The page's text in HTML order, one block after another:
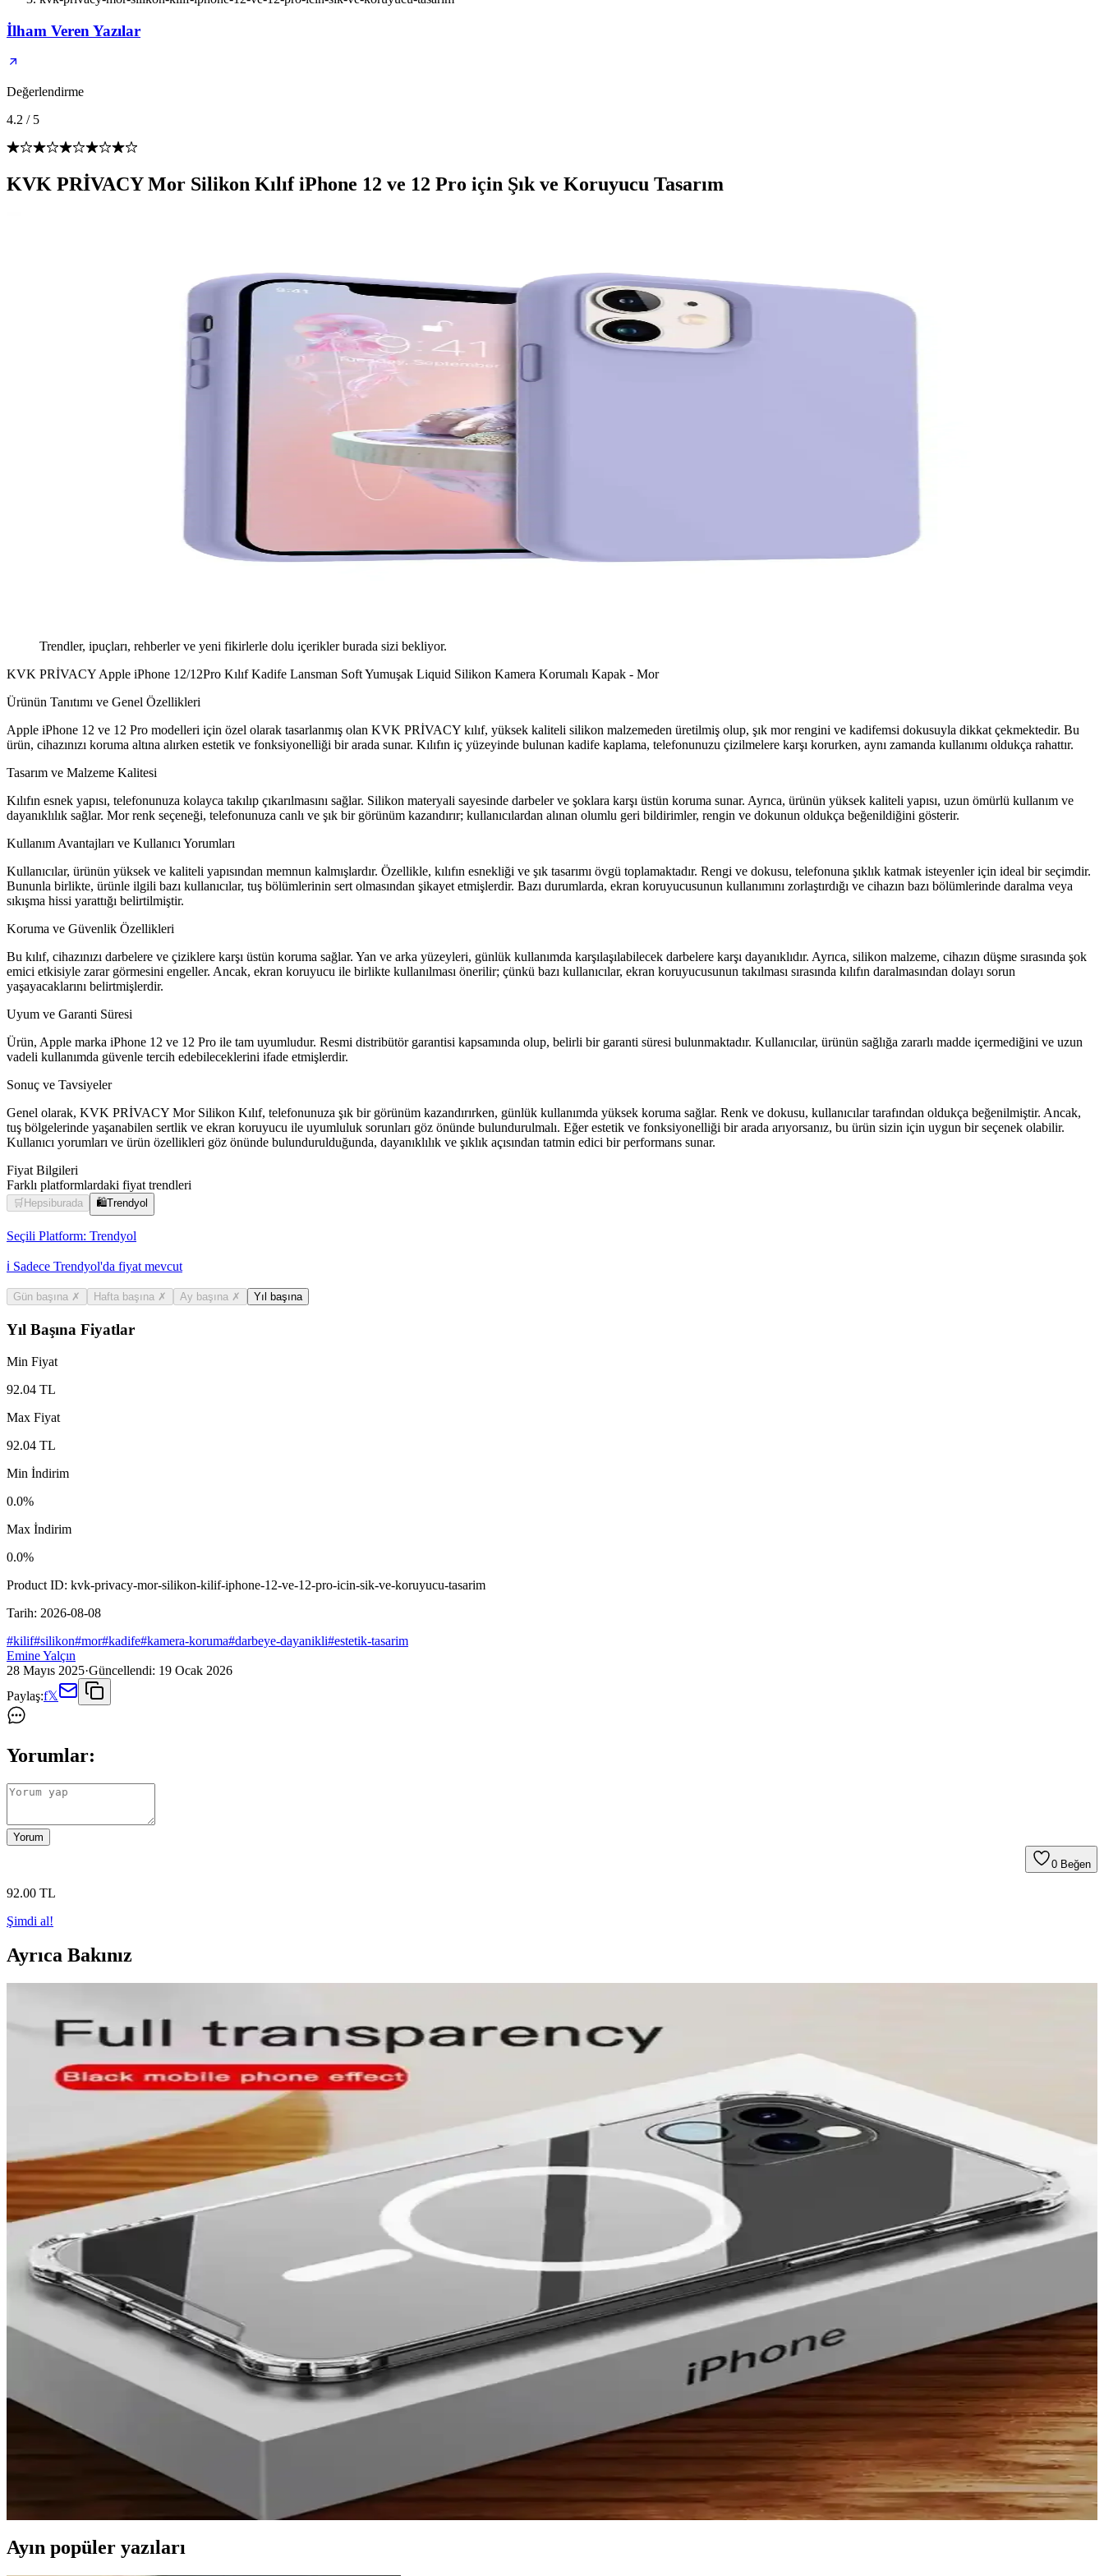
İlham Veren Yazılar
Değerlendirme
4.2 / 5
KVK PRİVACY Mor Silikon Kılıf iPhone 12 ve 12 Pro için Şık ve Koruyucu Tasarım
Trendler, ipuçları, rehberler ve yeni fikirlerle dolu içerikler burada sizi bekliyor.
KVK PRİVACY Apple iPhone 12/12Pro Kılıf Kadife Lansman Soft Yumuşak Liquid Silikon Kamera Korumalı Kapak - Mor
Ürünün Tanıtımı ve Genel Özellikleri
Apple iPhone 12 ve 12 Pro modelleri için özel olarak tasarlanmış olan KVK PRİVACY kılıf, yüksek kaliteli silikon malzemeden üretilmiş olup, şık mor rengini ve kadifemsi dokusuyla dikkat çekmektedir. Bu
ürün, cihazınızı koruma altına alırken estetik ve fonksiyonelliği bir arada sunar. Kılıfın iç yüzeyinde bulunan kadife kaplama, telefonunuzu çizilmelere karşı korurken, aynı zamanda kullanımı oldukça rahattır.
Tasarım ve Malzeme Kalitesi
Kılıfın esnek yapısı, telefonunuza kolayca takılıp çıkarılmasını sağlar. Silikon materyali sayesinde darbeler ve şoklara karşı üstün koruma sunar. Ayrıca, ürünün yüksek kaliteli yapısı, uzun ömürlü kullanım ve
dayanıklılık sağlar. Mor renk seçeneği, telefonunuza canlı ve şık bir görünüm kazandırır; kullanıcılardan alınan olumlu geri bildirimler, rengin ve dokunun oldukça beğenildiğini gösterir.
Kullanım Avantajları ve Kullanıcı Yorumları
Kullanıcılar, ürünün yüksek ve kaliteli yapısından memnun kalmışlardır. Özellikle, kılıfın esnekliği ve şık tasarımı övgü toplamaktadır. Rengi ve dokusu, telefonuna şıklık katmak isteyenler için ideal bir seçimdir.
Bununla birlikte, ürünle ilgili bazı kullanıcılar, tuş bölümlerinin sert olmasından şikayet etmişlerdir. Bazı durumlarda, ekran koruyucusunun kullanımını zorlaştırdığı ve cihazın bazı bölümlerinde daralma veya
sıkışma hissi yarattığı belirtilmiştir.
Koruma ve Güvenlik Özellikleri
Bu kılıf, cihazınızı darbelere ve çiziklere karşı üstün koruma sağlar. Yan ve arka yüzeyleri, günlük kullanımda karşılaşılabilecek darbelere karşı dayanıklıdır. Ayrıca, silikon malzeme, cihazın düşme sırasında şok
emici etkisiyle zarar görmesini engeller. Ancak, ekran koruyucu ile birlikte kullanılması önerilir; çünkü bazı kullanıcılar, ekran koruyucusunun takılması sırasında kılıfın daralmasından dolayı sorun
yaşayacaklarını belirtmişlerdir.
Uyum ve Garanti Süresi
Ürün, Apple marka iPhone 12 ve 12 Pro ile tam uyumludur. Resmi distribütör garantisi kapsamında olup, belirli bir garanti süresi bulunmaktadır. Kullanıcılar, ürünün sağlığa zararlı madde içermediğini ve uzun
vadeli kullanımda güvenle tercih edebileceklerini ifade etmişlerdir.
Sonuç ve Tavsiyeler
Genel olarak, KVK PRİVACY Mor Silikon Kılıf, telefonunuza şık bir görünüm kazandırırken, günlük kullanımda yüksek koruma sağlar. Renk ve dokusu, kullanıcılar tarafından oldukça beğenilmiştir. Ancak,
tuş bölgelerinde yaşanabilen sertlik ve ekran koruyucu ile uyumluluk sorunları göz önünde bulundurulmalı. Eğer estetik ve fonksiyonelliği bir arada arıyorsanız, bu ürün sizin için uygun bir seçenek olabilir.
Kullanıcı yorumları ve ürün özellikleri göz önünde bulundurulduğunda, dayanıklılık ve şıklık açısından tatmin edici bir performans sunar.
Fiyat Bilgileri
Farklı platformlardaki fiyat trendleri
🛒 Hepsiburada 🛍️Trendyol
Seçili Platform: Trendyol
ℹ️ Sadece Trendyol'da fiyat mevcut
Gün başına ✗ Hafta başına ✗ Ay başına ✗ Yıl başına
Yıl Başına Fiyatlar
Min Fiyat
92.04 TL
Max Fiyat
92.04 TL
Min İndirim
0.0%
Max İndirim
0.0%
Product ID: kvk-privacy-mor-silikon-kilif-iphone-12-ve-12-pro-icin-sik-ve-koruyucu-tasarim
Tarih: 2026-08-08
#kilif#silikon#mor#kadife#kamera-koruma#darbeye-dayanikli#estetik-tasarim
Emine Yalçın
28 Mayıs 2025·Güncellendi: 19 Ocak 2026
Paylaş:f𝕏
Yorumlar:
Yorum
0 Beğen
92.00 TL
Şimdi al!
Ayrıca Bakınız
Mediamarkt Kayseri, geniş ürün yelpazesiyle telefon aksesuarları sunuyor. Şarj kabloları, kılıflar, ekran koruyucuları ve kulaklıklar gibi çeşitli ürünlerle telefonlarınızı koruyun ve kişiselleştirin.
Spoy Marka iPhone 7 ve 8 Koruyucu Kılıfları: Dayanıklı ve Estetik Seçenekler
Spoy markası, iPhone 7 ve 8 modelleri için çeşitli renk ve tasarımlarda dayanıklı ve kullanışlı koruyucu kılıflar sunuyor. Uygun fiyatlı ve tam uyum sağlayan ürünler, günlük darbeler ve çizilmelere karşı koruma
Apple Watch 8 Ultra İçin 360 Derece Koruma Sağlayan Kılıflar ve Seçim Rehberi
Apple Watch 8 Ultra'ınızı darbelere ve çiziklere karşı koruyan 360 derece kılıf modelleri, dayanıklı malzemeler ve fonksiyonel tasarımlarla uzun ömür sağlar.
Samsung Galaxy S24 Ultra için En İyi Koruyucu Kılıf Seçenekleri ve Özellikleri
Samsung Galaxy S24 Ultra için çeşitli malzeme ve tasarımlarda koruyucu kılıf seçenekleri, dayanıklılık, estetik ve fonksiyonellik açısından detaylı bilgiler içeriyor.
Samsung Galaxy S24 Ultra için En Popüler Kılıf Türleri ve Kullanıcı Tercihleri
Samsung Galaxy S24 Ultra için koruma, estetik ve kullanım kolaylığı sağlayan en iyi kılıf seçenekleri, malzeme tercihleri ve kullanıcı ihtiyaçlarına göre seçim ipuçlarıyla anlatılıyor.
Fibaks iPhone 7 Kamera Korumalı Kılıfı Güvenli ve Dayanıklı Koruma Çözümü
Fibaks iPhone 7 kamera korumalı kılıf, yüksek kenarlarıyla kamerayı çizilmelere ve darbelere karşı korur, dayanıklı malzemesiyle uzun ömür sağlar, estetik ve fonksiyonel bir koruma sunar.
Spoyi Marka Retro Tasarımlı iPhone 7 ve 8 Kılıfları ile Şıklık ve Koruma Bir Arada
Spoyi’nin retro tasarımlı glossy iPhone 7 ve 8 kılıfları, şık görünüm ve dayanıklılık sunar. Uygun fiyatlı ve çeşitli renk seçenekleriyle telefonunuzu korurken tarzınızı yansıtır.
iPhone 13 ve 14 için en iyi koruyucu kılıf seçimleri ve kullanım rehberi
iPhone 13 ve 14 modelleri için çeşitli kılıf seçenekleri, malzeme avantajları ve seçim kriterleriyle telefonunuzu nasıl koruyacağınızı anlatan rehber.
Ayın popüler yazıları